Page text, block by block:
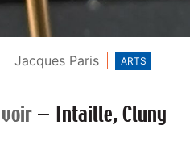
Jacques Paris ARTS
— Intaille, Cluny